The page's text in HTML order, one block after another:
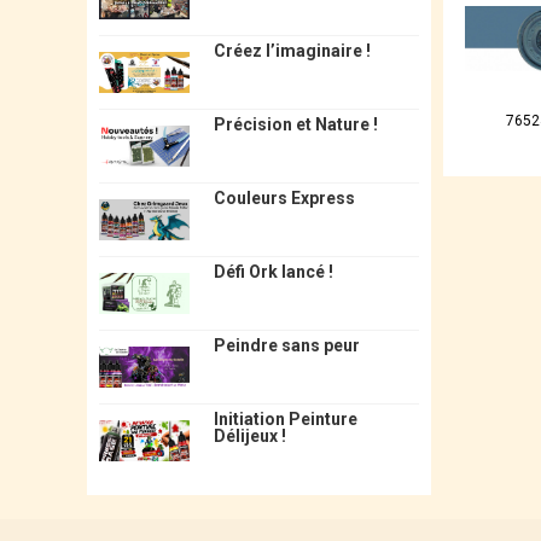
Créez l’imaginaire !
Précision et Nature !
Couleurs Express
Défi Ork lancé !
Peindre sans peur
Initiation Peinture
Délijeux !